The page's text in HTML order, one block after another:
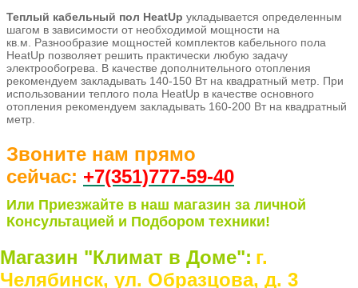
Теплый кабельный пол HeatUp укладывается определенным
шагом в зависимости от необходимой мощности на
кв.м. Разнообразие мощностей комплектов кабельного пола
HeatUp позволяет решить практически любую задачу
электрообогрева. В качестве дополнительного отопления
рекомендуем закладывать 140-150 Вт на квадратный метр. При
использовании теплого пола HeatUp в качестве основного
отопления рекомендуем закладывать 160-200 Вт на квадратный
метр.
Звоните нам прямо
сейчас: +7(351)777-59-40
Или Приезжайте в наш магазин за личной
Консультацией и Подбором техники!
Магазин "Климат в Доме": г.
Челябинск, ул. Образцова, д. 3